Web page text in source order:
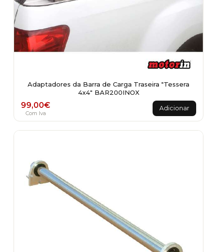
Adaptadores da Barra de Carga Traseira "Tessera
4x4" BAR200INOX
99,00€
Com Iva
Adicionar